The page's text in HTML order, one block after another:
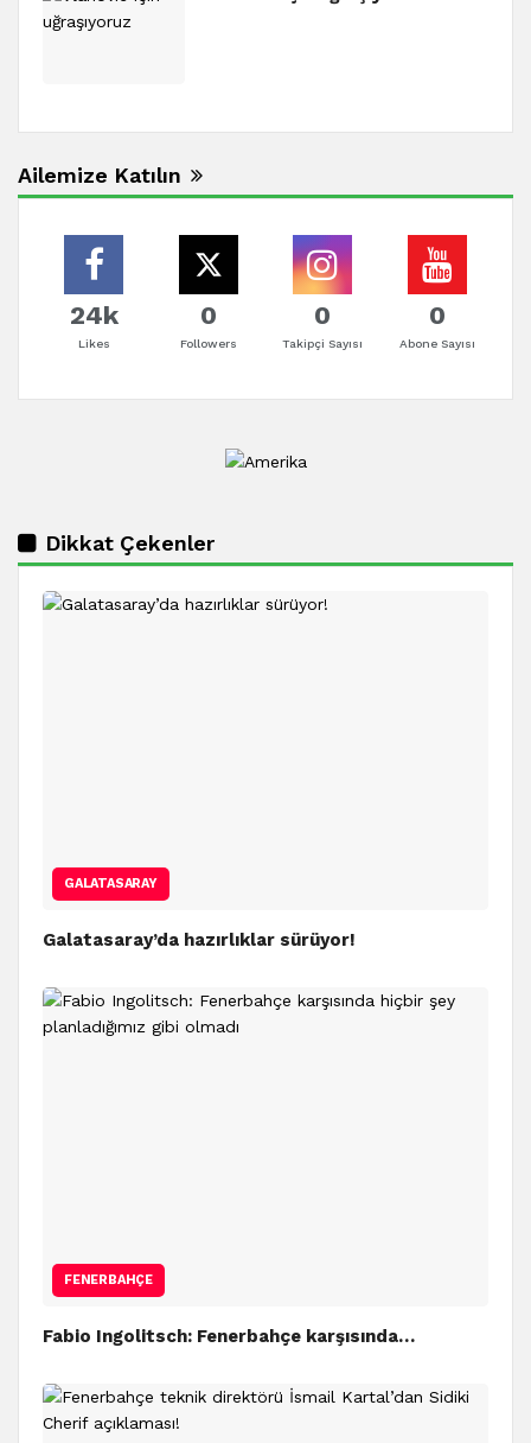
Ailemize Katılın
24k
Likes
0
Followers
0
Takipçi Sayısı
0
Abone Sayısı
Dikkat Çekenler
GALATASARAY
Galatasaray’da hazırlıklar sürüyor!
FENERBAHÇE
Fabio Ingolitsch: Fenerbahçe karşısında…